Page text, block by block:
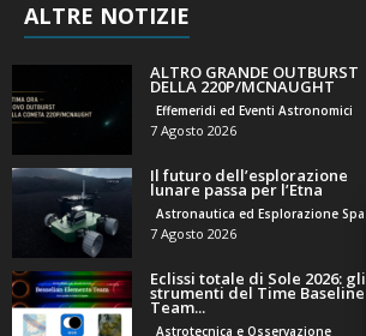
ALTRE NOTIZIE
ALTRO GRANDE OUTBURST
DELLA 220P/MCNAUGHT
Effemeridi ed Eventi Astronomici
7 Agosto 2026
Il futuro dell’esplorazione
lunare passa per l’Etna
7 Agosto 2026
Eclissi totale di Sole 2026: gli
strumenti del Time Baseline
Team...
Astrotecnica e Osservazione